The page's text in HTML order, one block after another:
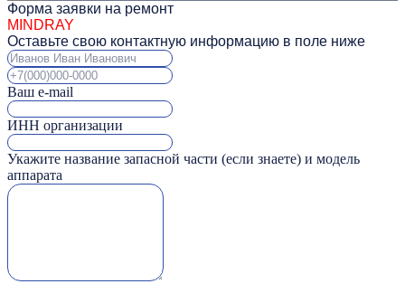
Форма заявки на ремонт
MINDRAY
Оставьте свою контактную информацию в поле ниже
Ваш e-mail
ИНН организации
Укажите название запасной части (если знаете) и модель
аппарата